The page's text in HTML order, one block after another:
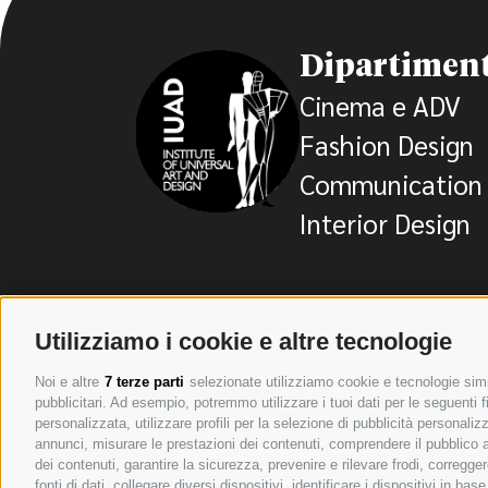
Utilizziamo i cookie e altre tecnologie
Noi e altre 7 terze parti selezionate utilizziamo cookie e tecnologie
pubblicitari. Ad esempio, potremmo utilizzare i tuoi dati per le
personalizzata, utilizzare profili per la selezione di pubblicità
annunci, misurare le prestazioni dei contenuti, comprendere il
dei contenuti, garantire la sicurezza, prevenire e rilevare frodi,
Cinema e ADV
Fashion Design
Communication
Interior Design
Seguici su